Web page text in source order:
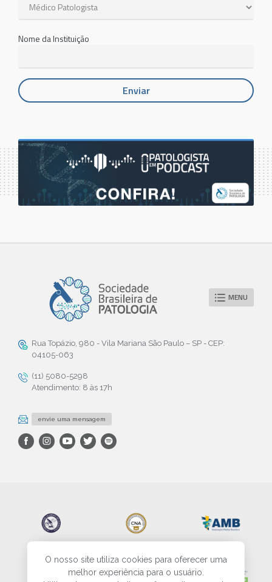
O nosso site utiliza cookies para oferecer uma
melhor experiência para o usuário.
Nome da Instituição
MENU
Rua Topázio, 980 - Vila Mariana São Paulo – SP - CEP:
04105-063
(11) 5080-5298
Atendimento: 8 às 17h
envie uma mensagem